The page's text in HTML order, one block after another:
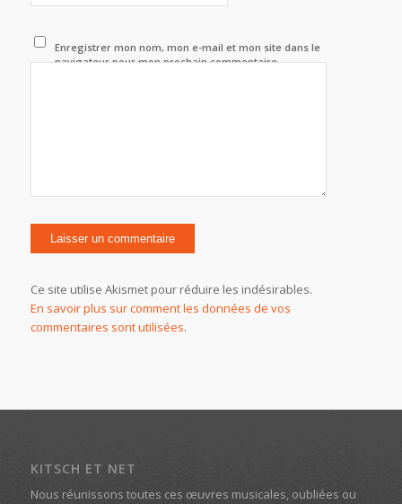
Enregistrer mon nom, mon e-mail et mon site dans le
navigateur pour mon prochain commentaire.
Ce site utilise Akismet pour réduire les indésirables.
En savoir plus sur comment les données de vos
commentaires sont utilisées.
KITSCH ET NET
Nous réunissons toutes ces œuvres musicales, oubliées ou